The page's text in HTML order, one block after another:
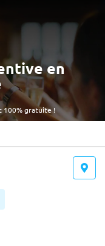
100% gratuite !
en